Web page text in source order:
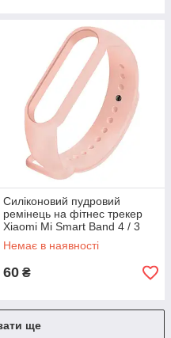
Силіконовий пудровий
ремінець на фітнес трекер
Xiaomi Mi Smart Band 4 / 3
браслет аксесуар заміна
Немає в наявності
60 ₴
ще